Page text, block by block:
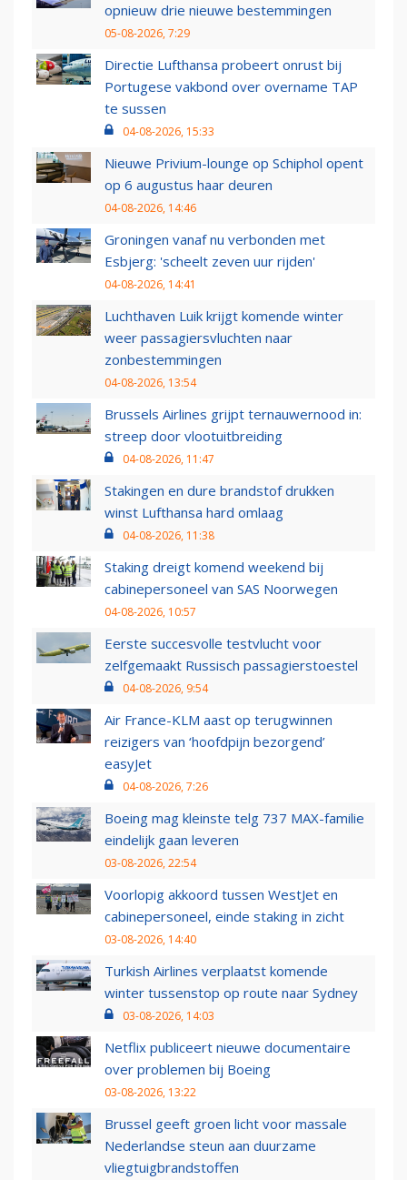
opnieuw drie nieuwe bestemmingen
05-08-2026, 7:29
Directie Lufthansa probeert onrust bij
Portugese vakbond over overname TAP
te sussen
04-08-2026, 15:33
Nieuwe Privium-lounge op Schiphol opent
op 6 augustus haar deuren
04-08-2026, 14:46
Groningen vanaf nu verbonden met
Esbjerg: 'scheelt zeven uur rijden'
04-08-2026, 14:41
Luchthaven Luik krijgt komende winter
weer passagiersvluchten naar
zonbestemmingen
04-08-2026, 13:54
Brussels Airlines grijpt ternauwernood in:
streep door vlootuitbreiding
04-08-2026, 11:47
Stakingen en dure brandstof drukken
winst Lufthansa hard omlaag
04-08-2026, 11:38
Staking dreigt komend weekend bij
cabinepersoneel van SAS Noorwegen
04-08-2026, 10:57
Eerste succesvolle testvlucht voor
zelfgemaakt Russisch passagierstoestel
04-08-2026, 9:54
Air France-KLM aast op terugwinnen
reizigers van ‘hoofdpijn bezorgend’
easyJet
04-08-2026, 7:26
Boeing mag kleinste telg 737 MAX-familie
eindelijk gaan leveren
03-08-2026, 22:54
Voorlopig akkoord tussen WestJet en
cabinepersoneel, einde staking in zicht
03-08-2026, 14:40
Turkish Airlines verplaatst komende
winter tussenstop op route naar Sydney
03-08-2026, 14:03
Netflix publiceert nieuwe documentaire
over problemen bij Boeing
03-08-2026, 13:22
Brussel geeft groen licht voor massale
Nederlandse steun aan duurzame
vliegtuigbrandstoffen